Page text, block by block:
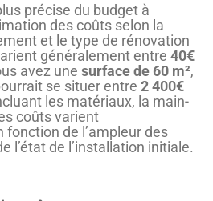
précise du budget à
des coûts selon la
et le type de rénovation
généralement entre 40€
avez une surface de 60 m²,
se situer entre 2 400€
les matériaux, la main-
coûts varient
de l’ampleur des
l’état de l’installation initiale.